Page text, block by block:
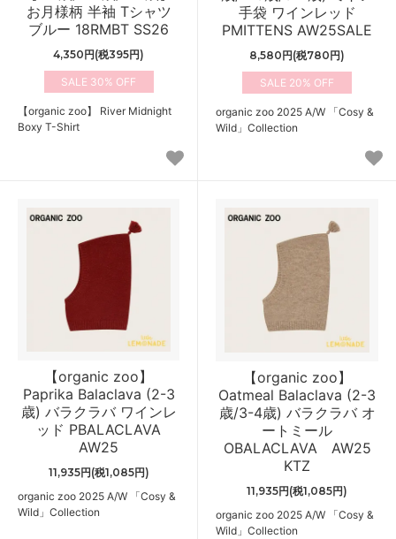
お月様柄 半袖 Tシャツ
ブルー 18RMBT SS26
4,350円(税395円)
30%
【organic zoo】 River Midnight
Boxy T-Shirt
手袋 ワインレッド
PMITTENS AW25SALE
8,580円(税780円)
20%
organic zoo 2025 A/W 「Cosy &
Wild」Collection
【organic zoo】
Paprika Balaclava (2-3
歳) バラクラバ ワインレ
ッド PBALACLAVA
AW25
11,935円(税1,085円)
organic zoo 2025 A/W 「Cosy &
Wild」Collection
【organic zoo】
Oatmeal Balaclava (2-3
歳/3-4歳) バラクラバ オ
ートミール
OBALACLAVA AW25
KTZ
11,935円(税1,085円)
organic zoo 2025 A/W 「Cosy &
Wild」Collection